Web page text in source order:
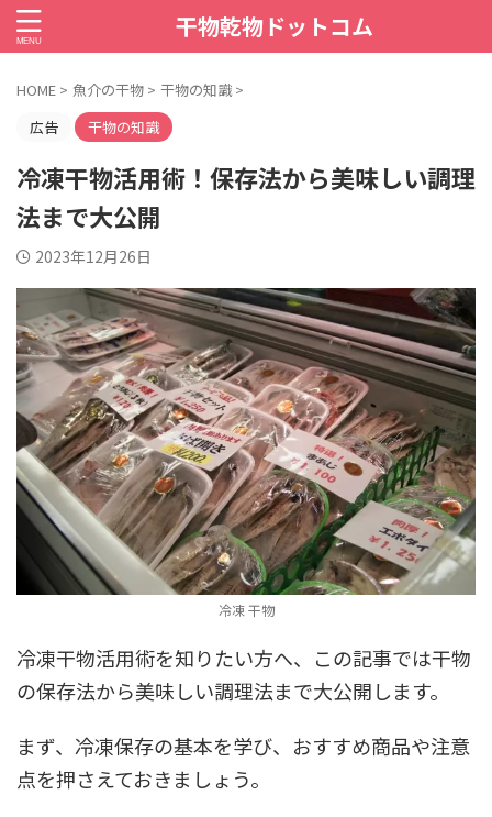
干物乾物ドットコム
HOME > 魚介の干物 > 干物の知識 >
広告
干物の知識
冷凍干物活用術！保存法から美味しい調理
法まで大公開
2023年12月26日
冷凍 干物
冷凍干物活用術を知りたい方へ、この記事では干物
の保存法から美味しい調理法まで大公開します。
まず、冷凍保存の基本を学び、おすすめ商品や注意
点を押さえておきましょう。